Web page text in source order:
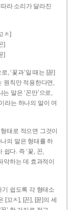
라 소리가 달라진
ㅊ]
]
]
, ‘꽃과’일 때는 [꼳]
원칙만 적용한다면,
말은 ‘꼰만’으로,
라는 하나의 말이 여
태로 적으면 그것이
의 말은 형태를 하
다. 즉 ‘꽃, 꼰,
악하는 데 효과적이
기 쉽도록 각 형태소
[꼬ㅊ], [꼰], [꼳]의 세